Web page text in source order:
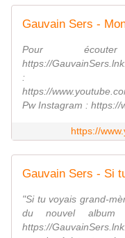
Gauvain Sers -
Pour
https://
:
https://
Pw Instagram : https://
https://
Gauvain Sers - Si
"Si tu voyais grand-
du nouvel album
https://